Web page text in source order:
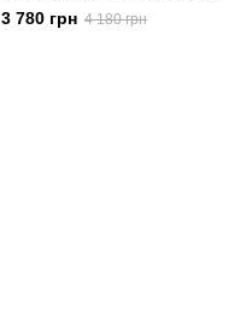
Aero
3 780 грн 4 180 грн